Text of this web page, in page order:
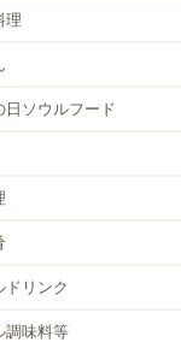
理
日ソウルフード
ドリンク
調味料等